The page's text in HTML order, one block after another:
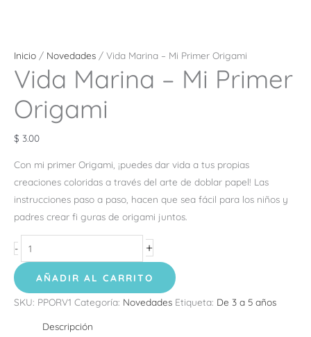
Inicio / Novedades / Vida Marina – Mi Primer Origami
Vida Marina – Mi Primer
Origami
$ 3.00
Con mi primer Origami, ¡puedes dar vida a tus propias
creaciones coloridas a través del arte de doblar papel! Las
instrucciones paso a paso, hacen que sea fácil para los niños y
padres crear fi guras de origami juntos.
- +
AÑADIR AL CARRITO
SKU: PPORV1 Categoría: Novedades Etiqueta: De 3 a 5 años
Descripción